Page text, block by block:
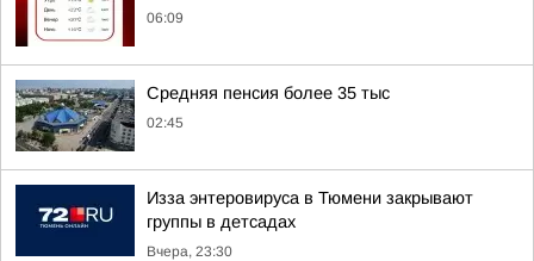
06:09
Средняя пенсия более 35 тыс
02:45
Изза энтеровируса в Тюмени закрывают
группы в детсадах
Вчера, 23:30